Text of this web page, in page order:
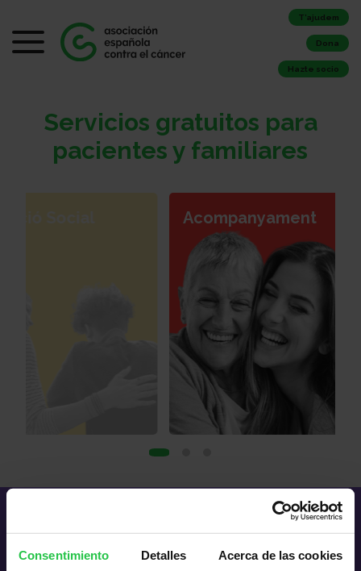
Consentimiento Detalles Acerca de las cookies
T’ajudem
Dona
Hazte socio
Servicios gratuitos para
pacientes y familiares
Atenció Social